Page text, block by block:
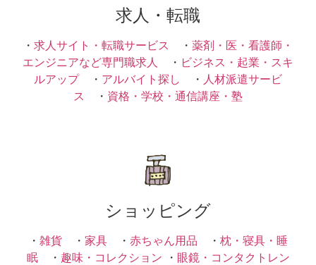
求人・転職
・ 求人サイト・転職サービス ・ 薬剤・医・看護師・
エンジニアなど専門職求人
・ ビジネス・起業・スキ
ルアップ・ アルバイト探し ・ 人材派遣サービ
ス ・ 資格・学校・通信講座・塾
ショッピング
・ 雑貨 ・ 家具 ・ 赤ちゃん用品 ・ 枕・寝具・睡
眠・ 趣味・コレクション ・ 眼鏡・コンタクトレン